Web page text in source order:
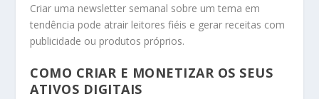
Criar uma newsletter semanal sobre um tema em
tendência pode atrair leitores fiéis e gerar receitas com
publicidade ou produtos próprios.
COMO CRIAR E MONETIZAR OS SEUS
ATIVOS DIGITAIS